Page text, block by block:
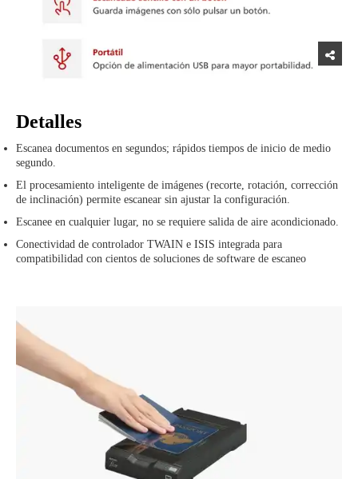
Detalles
Escanea documentos en segundos; rápidos tiempos de inicio de medio
segundo.
El procesamiento inteligente de imágenes (recorte, rotación, corrección
de inclinación) permite escanear sin ajustar la configuración.
Escanee en cualquier lugar, no se requiere salida de aire acondicionado.
Conectividad de controlador TWAIN e ISIS integrada para
compatibilidad con cientos de soluciones de software de escaneo